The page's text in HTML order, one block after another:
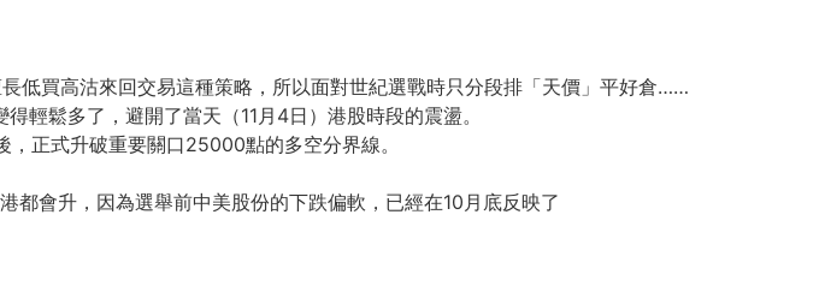
低買高沽來回交易這種策略，所以面對世紀選戰時只分段排「天價」平好倉……
輕鬆多了，避開了當天（11月4日）港股時段的震盪。
正式升破重要關口25000點的多空分界線。
都會升，因為選舉前中美股份的下跌偏軟，已經在10月底反映了